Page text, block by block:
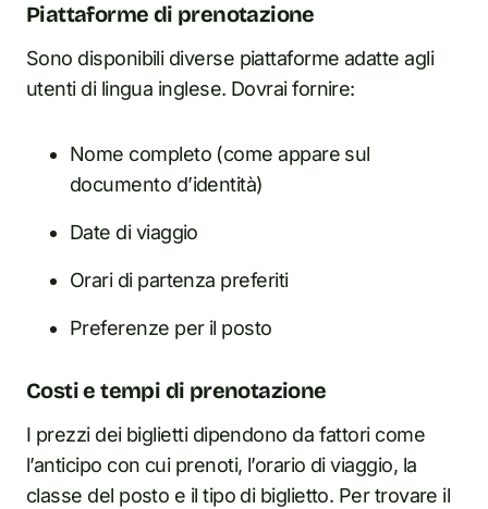
Piattaforme di prenotazione
Sono disponibili diverse piattaforme adatte agli
utenti di lingua inglese. Dovrai fornire:
Nome completo (come appare sul
documento d’identità)
Date di viaggio
Orari di partenza preferiti
Preferenze per il posto
Costi e tempi di prenotazione
I prezzi dei biglietti dipendono da fattori come
l’anticipo con cui prenoti, l’orario di viaggio, la
classe del posto e il tipo di biglietto. Per trovare il